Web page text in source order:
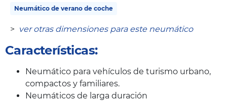
Neumático de verano de coche
> ver otras dimensiones para este neumático
Características:
Neumático para vehículos de turismo urbano,
compactos y familiares.
Neumáticos de larga duración